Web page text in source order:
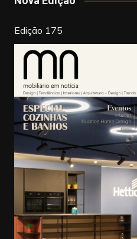
k
Edição 175